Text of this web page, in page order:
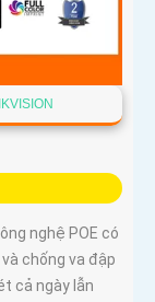
nghệ POE có
chống va đập
cả ngày lẫn